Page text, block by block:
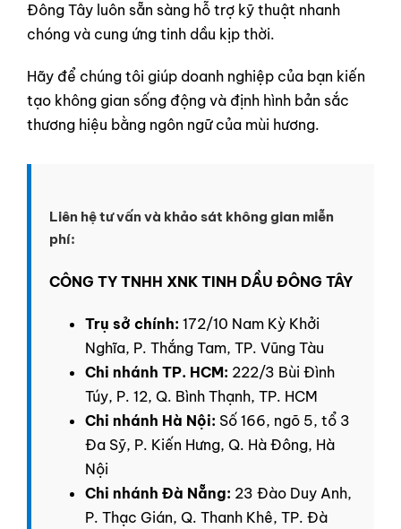
Đông Tây luôn sẵn sàng hỗ trợ kỹ thuật nhanh
chóng và cung ứng tinh dầu kịp thời.
Hãy để chúng tôi giúp doanh nghiệp của bạn kiến
tạo không gian sống động và định hình bản sắc
thương hiệu bằng ngôn ngữ của mùi hương.
Liên hệ tư vấn và khảo sát không gian miễn
phí:
CÔNG TY TNHH XNK TINH DẦU ĐÔNG TÂY
Trụ sở chính: 172/10 Nam Kỳ Khởi
Nghĩa, P. Thắng Tam, TP. Vũng Tàu
Chi nhánh TP. HCM: 222/3 Bùi Đình
Túy, P. 12, Q. Bình Thạnh, TP. HCM
Chi nhánh Hà Nội: Số 166, ngõ 5, tổ 3
Đa Sỹ, P. Kiến Hưng, Q. Hà Đông, Hà
Nội
Chi nhánh Đà Nẵng: 23 Đào Duy Anh,
P. Thạc Gián, Q. Thanh Khê, TP. Đà